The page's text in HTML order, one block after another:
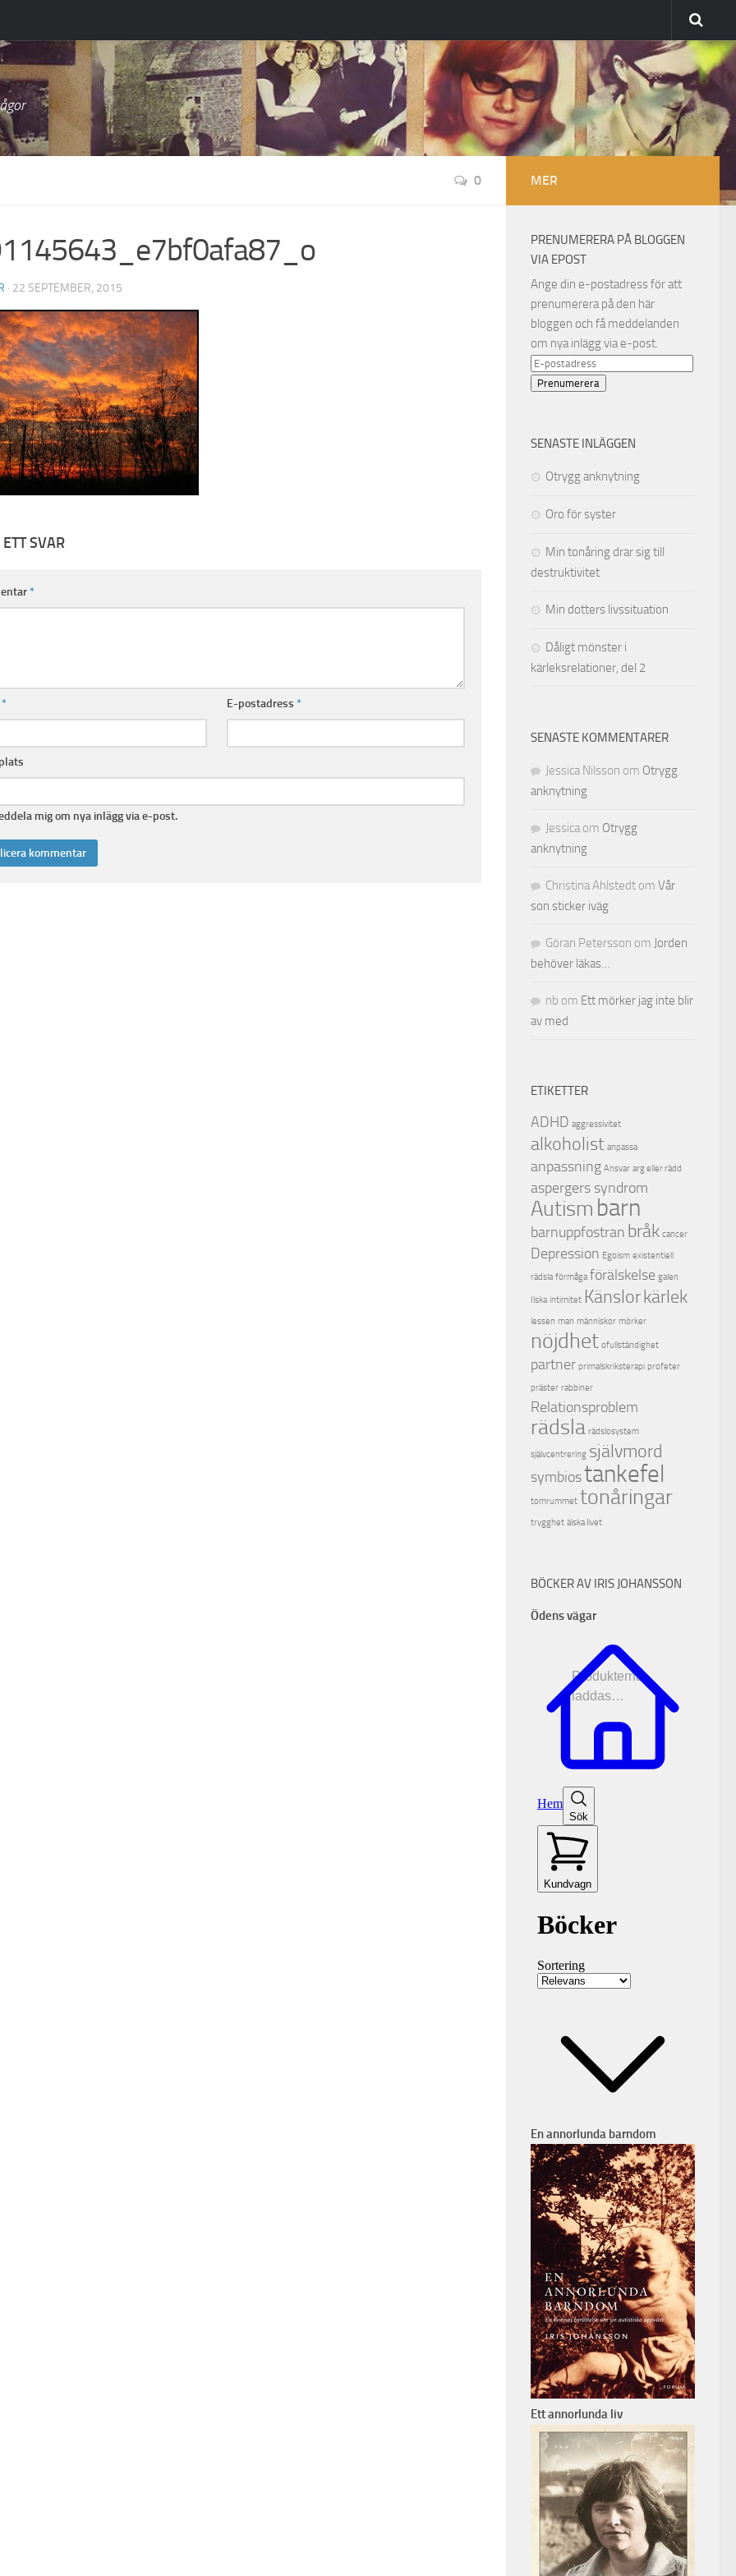
0
· 22 SEPTEMBER, 2015
SVAR
*
* E-postadress*
mig om nya inlägg via e-post.
MER
PRENUMERERA PÅ BLOGGEN
VIA EPOST
Ange din e-postadress för att
prenumerera på den här
bloggen och få meddelanden
om nya inlägg via e-post.
E-
postadress
Prenumerera
SENASTE INLÄGGEN
Otrygg anknytning
Oro för syster
Min tonåring drar sig till
destruktivitet
Min dotters livssituation
Dåligt mönster i
kärleksrelationer, del 2
SENASTE KOMMENTARER
Jessica Nilsson om Otrygg
anknytning
Jessica om Otrygg
anknytning
Christina Ahlstedt om Vår
son sticker iväg
Göran Petersson om Jorden
behöver läkas…
nb om Ett mörker jag inte blir
av med
ETIKETTER
ADHD aggressivitet
alkoholist anpassa
anpassning Ansvar arg eller rädd
aspergers syndrom
Autism barn
barnuppfostran bråk cancer
Depression Egoism existentiell
rädsla förmåga förälskelse galen
Ilska intimitet Känslorkärlek
lessen man människor mörker
nöjdhet ofullständighet
partner primalskriksterapi profeter
präster rabbiner
Relationsproblem
rädsla rädslosystem
självcentrering självmord
symbiostankefel
tomrummet tonåringar
trygghet älska livet
BÖCKER AV IRIS JOHANSSON
Ödens vägar
Produkterna
laddas…
En annorlunda barndom
Ett annorlunda liv